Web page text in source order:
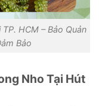
HCM – Bảo Quản
Bảo
Nho Tại Hút